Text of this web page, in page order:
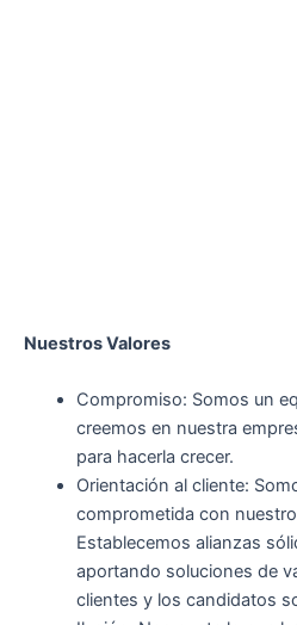
Nuestros Valores
Compromiso: Somos un
creemos en nuestra
para hacerla crecer.
Orientación al cliente:
comprometida con
Establecemos alianzas
aportando soluciones de
clientes y los candidatos